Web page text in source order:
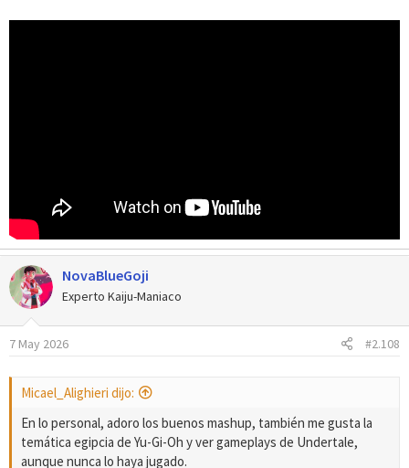
NovaBlueGoji
Experto Kaiju-Maniaco
7 May 2026 #2.108
Micael_Alighieri dijo:
En lo personal, adoro los buenos mashup, también me gusta la
temática egipcia de Yu-Gi-Oh y ver gameplays de Undertale,
aunque nunca lo haya jugado.